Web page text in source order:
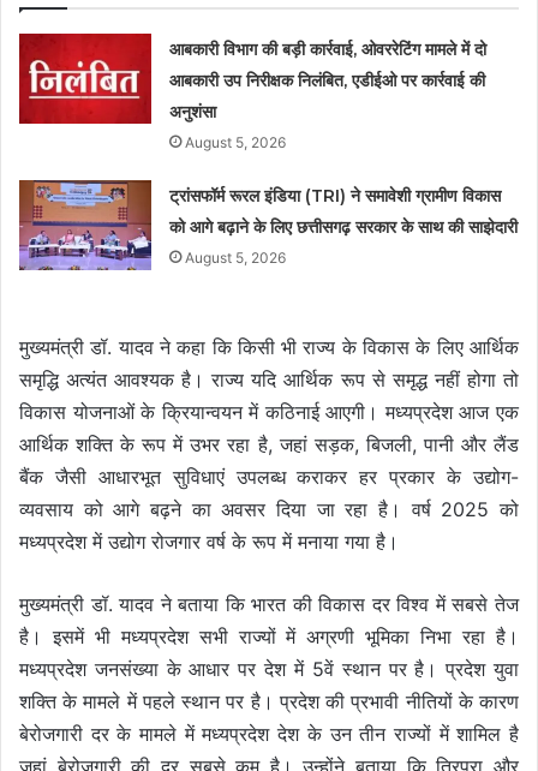
आबकारी विभाग की बड़ी कार्रवाई, ओवररेटिंग मामले में दो
आबकारी उप निरीक्षक निलंबित, एडीईओ पर कार्रवाई की
अनुशंसा
August 5, 2026
ट्रांसफॉर्म रूरल इंडिया (TRI) ने समावेशी ग्रामीण विकास
को आगे बढ़ाने के लिए छत्तीसगढ़ सरकार के साथ की साझेदारी
August 5, 2026
मुख्यमंत्री डॉ. यादव ने कहा कि किसी भी राज्य के विकास के लिए आर्थिक
समृद्धि अत्यंत आवश्यक है। राज्य यदि आर्थिक रूप से समृद्ध नहीं होगा तो
विकास योजनाओं के क्रियान्वयन में कठिनाई आएगी। मध्यप्रदेश आज एक
आर्थिक शक्ति के रूप में उभर रहा है, जहां सड़क, बिजली, पानी और लैंड
बैंक जैसी आधारभूत सुविधाएं उपलब्ध कराकर हर प्रकार के उद्योग-
व्यवसाय को आगे बढ़ने का अवसर दिया जा रहा है। वर्ष 2025 को
मध्यप्रदेश में उद्योग रोजगार वर्ष के रूप में मनाया गया है।
मुख्यमंत्री डॉ. यादव ने बताया कि भारत की विकास दर विश्व में सबसे तेज
है। इसमें भी मध्यप्रदेश सभी राज्यों में अग्रणी भूमिका निभा रहा है।
मध्यप्रदेश जनसंख्या के आधार पर देश में 5वें स्थान पर है। प्रदेश युवा
शक्ति के मामले में पहले स्थान पर है। प्रदेश की प्रभावी नीतियों के कारण
बेरोजगारी दर के मामले में मध्यप्रदेश देश के उन तीन राज्यों में शामिल है